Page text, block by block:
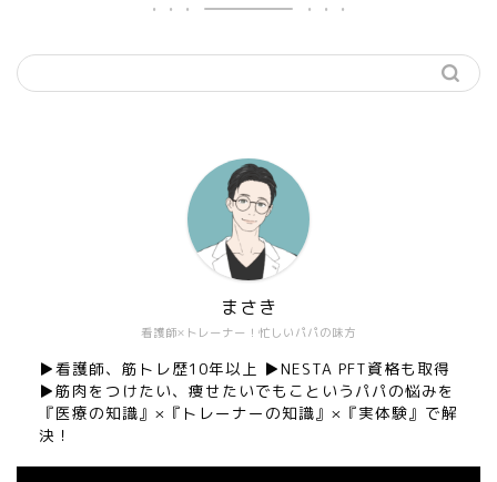
看護師×トレーナー！忙しいパパの味方
まさき
▶︎看護師、筋トレ歴10年以上 ▶︎NESTA PFT資格も取得
▶︎筋肉をつけたい、痩せたいでもこというパパの悩みを
『医療の知識』×『トレーナーの知識』×『実体験』で解
決！